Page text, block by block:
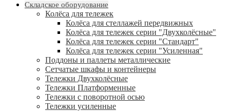
Складское оборудование
Колёса для тележек
Колёса для стеллажей передвижных
Колёса для тележек серии "Двухколёсные"
Колёса для тележек серии "Стандарт"
Колёса для тележек серии "Усиленная"
Поддоны и паллеты металлические
Сетчатые шкафы и контейнеры
Тележки Двухколёсные
Тележки Платформенные
Тележки с поворотной осью
Тележки усиленные